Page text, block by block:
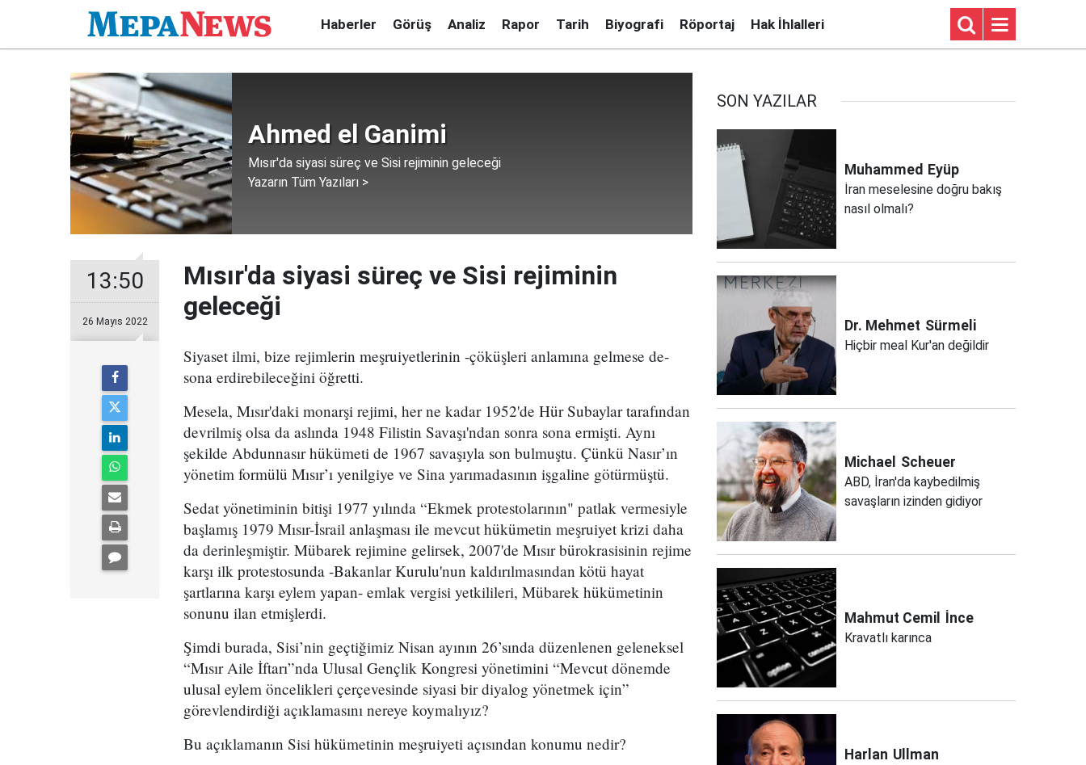
Haberler Görüş Analiz Rapor Tarih Biyografi Röportaj Hak İhlalleri
Ahmed el Ganimi
Mısır'da siyasi süreç ve Sisi rejiminin geleceği
Yazarın Tüm Yazıları >
13:50
26 Mayıs 2022
Mısır'da siyasi süreç ve Sisi rejiminin
geleceği
Siyaset ilmi, bize rejimlerin meşruiyetlerinin -çöküşleri anlamına gelmese de-
sona erdirebileceğini öğretti.
Mesela, Mısır'daki monarşi rejimi, her ne kadar 1952'de Hür Subaylar tarafından
devrilmiş olsa da aslında 1948 Filistin Savaşı'ndan sonra sona ermişti. Aynı
şekilde Abdunnasır hükümeti de 1967 savaşıyla son bulmuştu. Çünkü Nasır’ın
yönetim formülü Mısır’ı yenilgiye ve Sina yarımadasının işgaline götürmüştü.
Sedat yönetiminin bitişi 1977 yılında “Ekmek protestolarının" patlak vermesiyle
başlamış 1979 Mısır-İsrail anlaşması ile mevcut hükümetin meşruiyet krizi daha
da derinleşmiştir. Mübarek rejimine gelirsek, 2007'de Mısır bürokrasisinin rejime
karşı ilk protestosunda -Bakanlar Kurulu'nun kaldırılmasından kötü hayat
şartlarına karşı eylem yapan- emlak vergisi yetkilileri, Mübarek hükümetinin
sonunu ilan etmişlerdi.
Şimdi burada, Sisi’nin geçtiğimiz Nisan ayının 26’sında düzenlenen geleneksel
“Mısır Aile İftarı”nda Ulusal Gençlik Kongresi yönetimini “Mevcut dönemde
ulusal eylem öncelikleri çerçevesinde siyasi bir diyalog yönetmek için”
görevlendirdiği açıklamasını nereye koymalıyız?
Bu açıklamanın Sisi hükümetinin meşruiyeti açısından konumu nedir?
SON YAZILAR
Muhammed Eyüp
İran meselesine doğru bakış
nasıl olmalı?
Dr. Mehmet Sürmeli
Hiçbir meal Kur'an değildir
Michael Scheuer
ABD, İran'da kaybedilmiş
savaşların izinden gidiyor
Mahmut Cemil İnce
Kravatlı karınca
Harlan Ullman